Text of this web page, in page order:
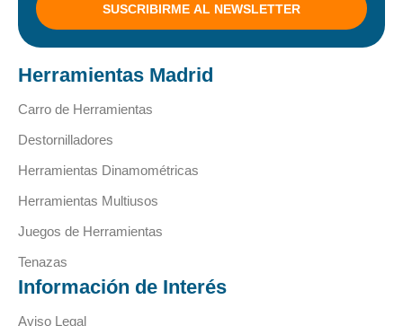
SUSCRIBIRME AL NEWSLETTER
Herramientas Madrid
Carro de Herramientas
Destornilladores
Herramientas Dinamométricas
Herramientas Multiusos
Juegos de Herramientas
Tenazas
Información de Interés
Aviso Legal